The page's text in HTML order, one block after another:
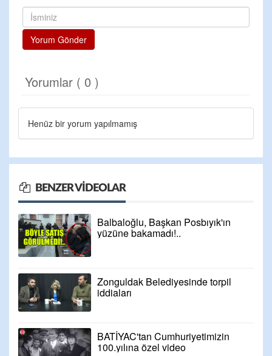
Yorum Gönder
Yorumlar ( 0 )
Henüz bir yorum yapılmamış
BENZER VIDEOLAR
Balbaloğlu, Başkan Posbıyık'ın
yüzüne bakamadı!..
Zonguldak Belediyesinde torpil
iddiaları
BATİYAC'tan Cumhuriyetimizin
100.yılına özel video